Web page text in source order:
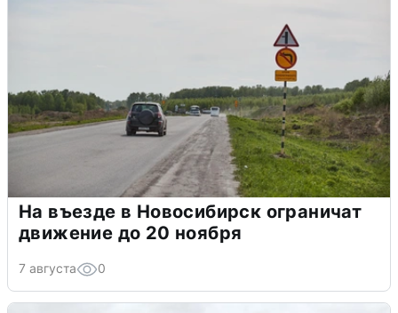
На въезде в Новосибирск ограничат
движение до 20 ноября
7 августа 0